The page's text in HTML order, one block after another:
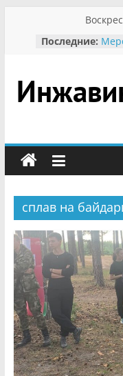
содержимому
Последние:
В
сельский
портал
сплав на